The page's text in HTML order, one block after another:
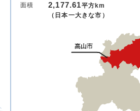
面積
2,177.61平方km
（日本一大きな市）